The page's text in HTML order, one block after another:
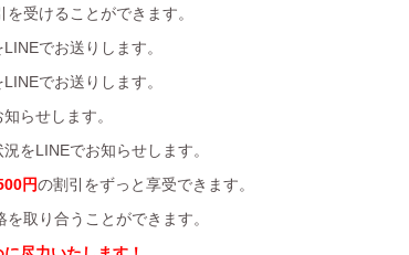
を受けることができます。
でお送りします。
でお送りします。
らせします。
をLINEでお知らせします。
円の割引をずっと享受できます。
取り合うことができます。